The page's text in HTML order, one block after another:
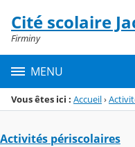
Menu de la rubrique
Contenu
Cité scolaire
Firminy
MENU
Vous êtes ici : Accueil›
Activités périscolaires